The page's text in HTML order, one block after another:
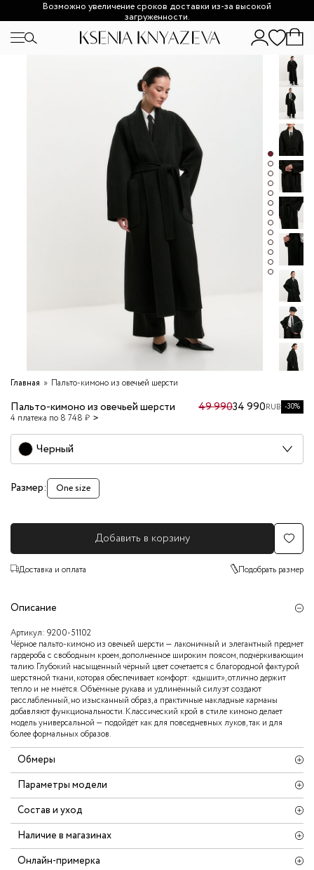
Возможно увеличение сроков доставки из-за высокой
загруженности.
Главная Пальто-кимоно из овечьей шерсти
Пальто-кимоно из овечьей шерсти
4 платежа по 8 748 ₽
49 99034 990RUB -30%
Черный
Размер: One size
Добавить в корзину
Доставка и оплата Подобрать размер
Описание
Артикул: 9200-51102
Чёрное пальто-кимоно из овечьей шерсти — лаконичный и элегантный предмет
гардероба с свободным кроем, дополненное широким поясом, подчёркивающим
талию. Глубокий насыщенный чёрный цвет сочетается с благородной фактурой
шерстяной ткани, которая обеспечивает комфорт: «дышит», отлично держит
тепло и не мнётся. Объёмные рукава и удлинённый силуэт создают
расслабленный, но изысканный образ, а практичные накладные карманы
добавляют функциональности. Классический крой в стиле кимоно делает
модель универсальной — подойдёт как для повседневных луков, так и для
более формальных образов.
Обмеры
Параметры модели
Состав и уход
Наличие в магазинах
Онлайн-примерка